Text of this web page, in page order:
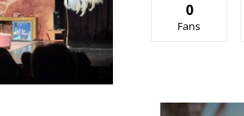
0
Fans